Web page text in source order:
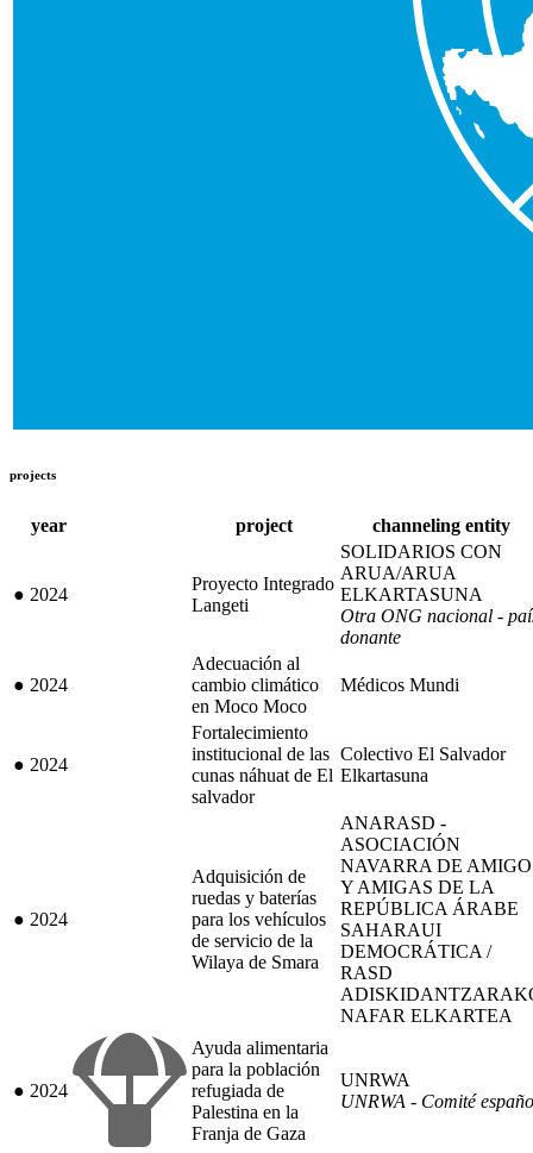
projects
year project channeling entity
● 2024
Proyecto Integrado
Langeti
SOLIDARIOS CON
ARUA/ARUA
ELKARTASUNA
Otra ONG nacional -
donante
● 2024
Adecuación al
cambio climático
en Moco Moco
Médicos Mundi
● 2024
Fortalecimiento
institucional de las
cunas náhuat de El
salvador
Colectivo El Salvador
Elkartasuna
● 2024
Adquisición de
ruedas y baterías
para los vehículos
de servicio de la
Wilaya de Smara
ANARASD -
ASOCIACIÓN
NAVARRA DE
Y AMIGAS DE LA
REPÚBLICA ÁRABE
SAHARAUI
DEMOCRÁTICA /
RASD
NAFAR ELKARTEA
● 2024
Ayuda alimentaria
para la población
refugiada de
Palestina en la
Franja de Gaza
UNRWA
UNRWA - Comité